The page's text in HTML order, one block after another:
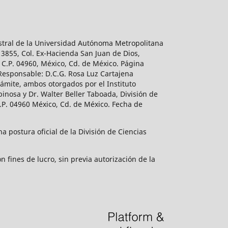
de la Universidad Autónoma Metropolitana
Col. Ex-Hacienda San Juan de Dios,
04960, México, Cd. de México. Página
D.C.G. Rosa Luz Cartajena
ambos otorgados por el Instituto
y Dr. Walter Beller Taboada, División de
04960 México, Cd. de México. Fecha de
postura oficial de la División de Ciencias
fines de lucro, sin previa autorización de la